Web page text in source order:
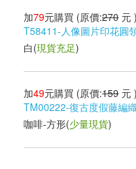
加79元購買 (原價:270 元 )
T58411-人像圖片印花圓
白(現貨充足)
加49元購買 (原價:159 元 )
TM00222-復古度假藤編
咖啡-方形(少量現貨)